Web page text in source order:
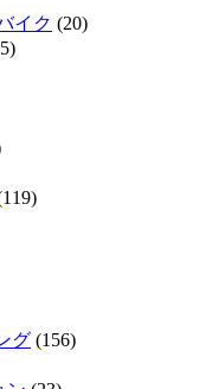
イク (20)
グ (156)